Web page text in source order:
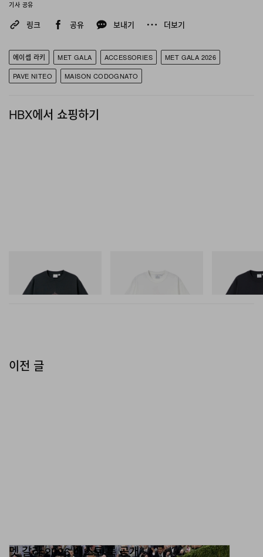
기사 공유
링크 공유 보내기 더보기
에이셉 라키 MET GALA ACCESSORIES
MET GALA 2026
PAVE NITEO
MAISON CODOGNATO
HBX에서 쇼핑하기
Flame Tee
쇼핑하기
One Point
쇼핑하기
에이셉 라키부터 블랙핑크까지.